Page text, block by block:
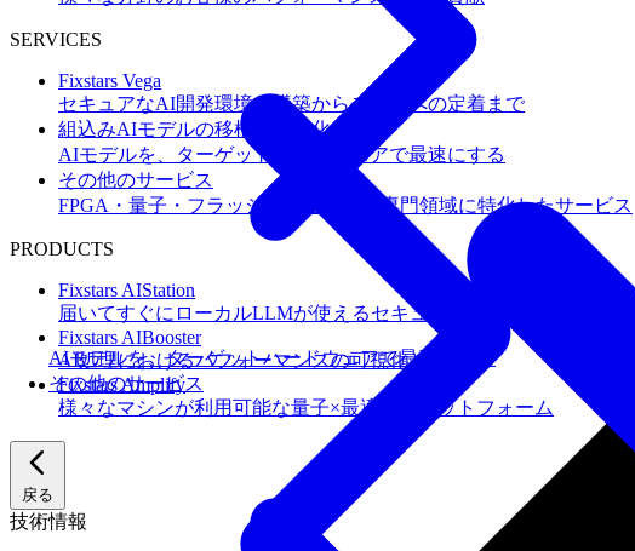
SERVICES
Fixstars Vega
セキュアなAI開発環境の構築からチームへの定着まで
組込みAIモデルの移植・高速化
AIモデルを、ターゲットハードウェアで最速にする
その他のサービス
FPGA・量子・フラッシュメモリなど専門領域に特化したサービス
PRODUCTS
Fixstars AIStation
届いてすぐにローカルLLMが使えるセキュアなAIオールインワン
Fixstars AIBooster
AI処理におけるパフォーマンスの可視化と改善
Fixstars Amplify
様々なマシンが利用可能な量子×最適化プラットフォーム
戻る
技術情報
AIモデルを、ターゲットハードウェアで最速にする
その他のサービス